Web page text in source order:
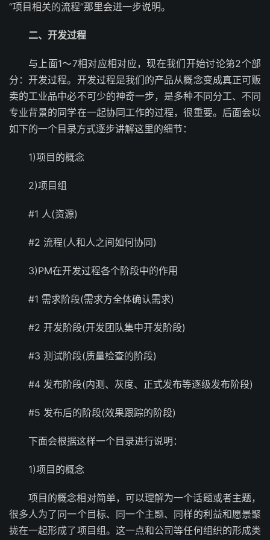
“项目相关的流程”那里会进一步说明。
二、开发过程
与上面1～7相对应相对应，现在我们开始讨论第2个部
分：开发过程。开发过程是我们的产品从概念变成真正可贩
卖的工业品中必不可少的神奇一步，是多种不同分工、不同
专业背景的同学在一起协同工作的过程，很重要。后面会以
如下的一个目录方式逐步讲解这里的细节：
1)项目的概念
2)项目组
#1 人(资源)
#2 流程(人和人之间如何协同)
3)PM在开发过程各个阶段中的作用
#1 需求阶段(需求方全体确认需求)
#2 开发阶段(开发团队集中开发阶段)
#3 测试阶段(质量检查的阶段)
#4 发布阶段(内测、灰度、正式发布等逐级发布阶段)
#5 发布后的阶段(效果跟踪的阶段)
下面会根据这样一个目录进行说明：
1)项目的概念
项目的概念相对简单，可以理解为一个话题或者主题，
很多人为了同一个目标、同一个主题、同样的利益和愿景聚
拢在一起形成了项目组。这一点和公司等任何组织的形成类